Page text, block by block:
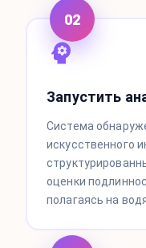
02
Запустить
Система
искусственного
оценки
полагаясь на